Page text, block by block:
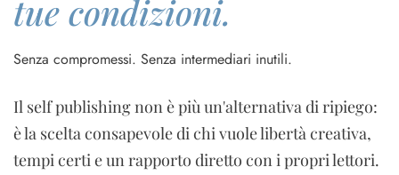
tue condizioni.
Senza compromessi. Senza intermediari inutili.
Il self publishing non è più un'alternativa di ripiego:
è la scelta consapevole di chi vuole libertà creativa,
tempi certi e un rapporto diretto con i propri lettori.